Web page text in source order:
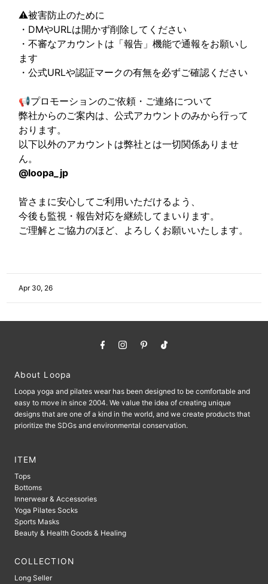
⚠️被害防止のために
・DMやURLは開かず削除してください
・不審なアカウントは「報告」機能で通報をお願いし
ます
・公式URLや認証マークの有無を必ずご確認ください
📢プロモーションのご依頼・ご連絡について
弊社からのご案内は、公式アカウントのみから行って
おります。
以下以外のアカウントは弊社とは一切関係ありませ
ん。
@loopa_jp
皆さまに安心してご利用いただけるよう、
今後も監視・報告対応を継続してまいります。
ご理解とご協力のほど、よろしくお願いいたします。
Apr 30, 26
About Loopa
Loopa yoga and pilates wear has been designed to be comfortable and
easy to move in since 2004. We value the idea of ​​creating unique
designs that are one of a kind in the world, and we create products that
prioritize the SDGs and environmental conservation.
ITEM
Tops
Bottoms
Innerwear & Accessories
Yoga Pilates Socks
Sports Masks
Beauty & Health Goods & Healing
COLLECTION
Long Seller